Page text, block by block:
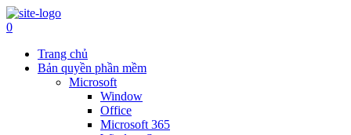
Skip
to
0
Trang chủ
Bản quyền phần mềm
Microsoft
Window
Office
Microsoft 365